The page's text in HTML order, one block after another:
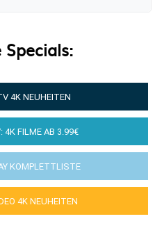
4K NEUHEITEN
4K FILME AB 3.99€
KOMPLETTLISTE
4K NEUHEITEN